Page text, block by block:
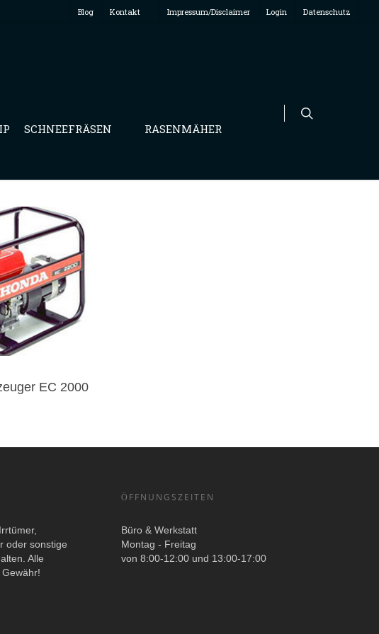
Blog Kontakt Impressum/Disclaimer Login Datenschutz
SCHNEEFRÄSEN RASENMÄHER
EC 2000
oder sonstige
Alle
ÖFFNUNGSZEITEN
Büro & Werkstatt
Montag - Freitag
von 8:00-12:00 und 13:00-17:00